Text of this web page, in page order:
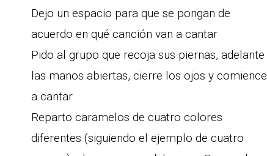
Dejo un espacio para que se pongan de
acuerdo en qué canción van a cantar
Pido al grupo que recoja sus piernas, adelante
las manos abiertas, cierre los ojos y comience
a cantar
Reparto caramelos de cuatro colores
diferentes (siguiendo el ejemplo de cuatro